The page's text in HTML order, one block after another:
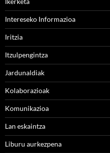
Intereseko Informazioa
Iritzia
Itzulpengintza
Jardunaldiak
Kolaborazioak
Komunikazioa
Lan eskaintza
Liburu aurkezpena